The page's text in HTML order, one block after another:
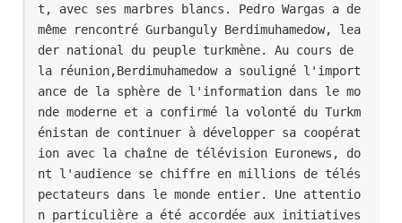
t, avec ses marbres blancs. Pedro Wargas a de
même rencontré Gurbanguly Berdimuhamedow, lea
der national du peuple turkmène. Au cours de
la réunion,Berdimuhamedow a souligné l'import
ance de la sphère de l'information dans le mo
nde moderne et a confirmé la volonté du Turkm
énistan de continuer à développer sa coopérat
ion avec la chaîne de télévision Euronews, do
nt l'audience se chiffre en millions de télés
pectateurs dans le monde entier. Une attentio
n particulière a été accordée aux initiatives